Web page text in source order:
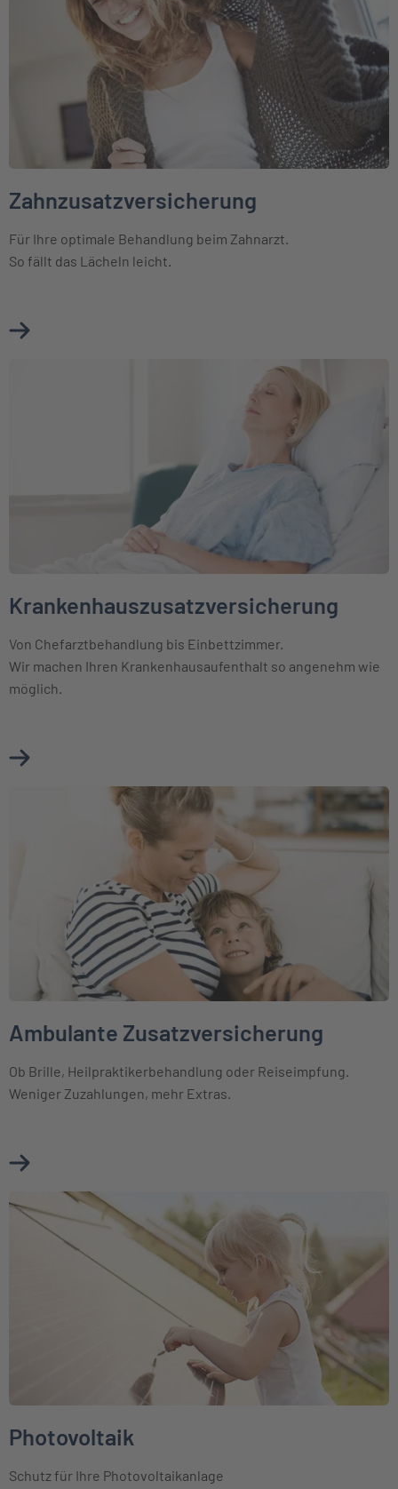
Zahnzusatzversicherung
Für Ihre optimale Behandlung beim Zahnarzt.
So fällt das Lächeln leicht.
Mehr über Zahnzusatzversicherung erfahren
Weiter zu Krankenhauszusatzversicherung
Krankenhauszusatzversicherung
Von Chefarztbehandlung bis Einbettzimmer.
Wir machen Ihren Krankenhausaufenthalt so angenehm wie
möglich.
Mehr über Krankenhauszusatzversicherung erfahren
Weiter zu Ambulante Zusatzversicherung
Ambulante Zusatzversicherung
Ob Brille, Heilpraktikerbehandlung oder Reiseimpfung.
Weniger Zuzahlungen, mehr Extras.
Mehr über Ambulante Zusatzversicherung erfahren
Weiter zu Photovoltaik
Photovoltaik
Schutz für Ihre Photovoltaikanlage